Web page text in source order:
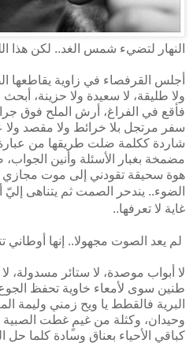
النهار لتضيء شمس الغد.. لكن هذا
أجلس القرفصاء في زاوية يقاطعها
ولا طليقة، لا سعيدة ولا حزينة،
فأقع في الفراغ، أرش الملح فوق
سفر مرتجل بلا خرائط ولا مقصد ولا
شاردة ككلمة ضلت طريقها من
مضمخة بغبار الأسئلة وأنين
هوة سحيقة تقودني إلى موت مجازي
الضوء.. يندحر الصمت ثم يتناهى إليّ
غاية لا تعرفها..
لم يعد الصوت مجهولا.. إنها أوطاني
لا أبواب موصدة، لا ستائر مسدولة،
طنين سوى لأمعاء خاوية تحفظ
البرية فالقطط يا ويح زمني وليمة
وحيدان، وكثلة من غيمٍ غطت الصبية
كباقي الأحياء بعناق وسادة كلما حل